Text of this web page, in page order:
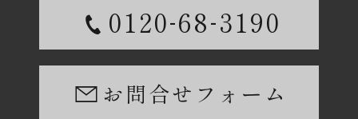
0120-68-3190
お問合せフォーム